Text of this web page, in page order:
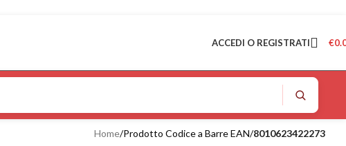
ACCEDI O REGISTRATI €
Home/Prodotto Codice a Barre EAN/8010623422273